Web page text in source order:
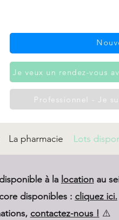
Je veux un rendez-vous
Professionnel - Je
La pharmacie Lots
à la location au
disponibles : cliquez ici.
contactez-nous ! ⚠️